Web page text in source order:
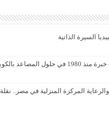
السيرة الذاتية
بالكويت
المركزة المنزلية في مصر..